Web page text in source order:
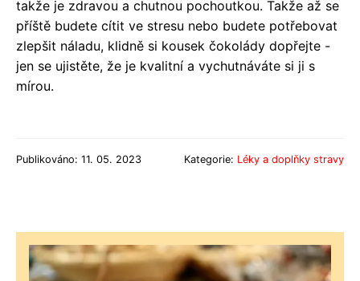
takže je zdravou a chutnou pochoutkou. Takže až se
příště budete cítit ve stresu nebo budete potřebovat
zlepšit náladu, klidně si kousek čokolády dopřejte -
jen se ujistěte, že je kvalitní a vychutnáváte si ji s
mírou.
Publikováno: 11. 05. 2023 Kategorie: Léky a doplňky stravy